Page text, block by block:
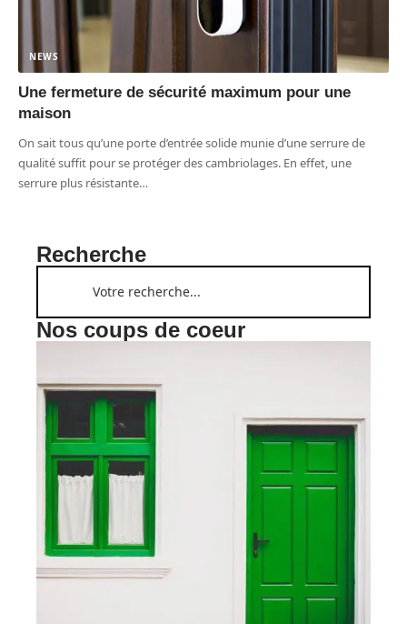
NEWS
Une fermeture de sécurité maximum pour une
maison
On sait tous qu’une porte d’entrée solide munie d’une serrure de
qualité suffit pour se protéger des cambriolages. En effet, une
serrure plus résistante…
Recherche
Nos coups de coeur